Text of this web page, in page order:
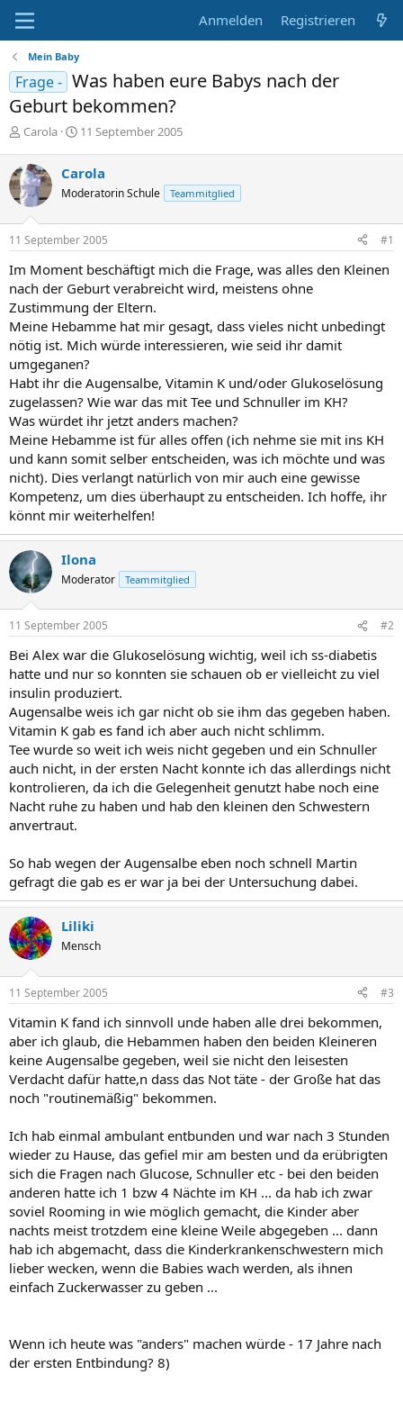
Anmelden Registrieren
Mein Baby
Frage - Was haben eure Babys nach der
Geburt bekommen?
E
s
t
e
l
l
e
Carola
E
t
e
l
t
m
11 September 2005
Carola
Moderatorin Schule Teammitglied
11 September 2005 #1
Im Moment beschäftigt mich die Frage, was alles den Kleinen
nach der Geburt verabreicht wird, meistens ohne
Zustimmung der Eltern.
Meine Hebamme hat mir gesagt, dass vieles nicht unbedingt
nötig ist. Mich würde interessieren, wie seid ihr damit
umgeganen?
Habt ihr die Augensalbe, Vitamin K und/oder Glukoselösung
zugelassen? Wie war das mit Tee und Schnuller im KH?
Was würdet ihr jetzt anders machen?
Meine Hebamme ist für alles offen (ich nehme sie mit ins KH
und kann somit selber entscheiden, was ich möchte und was
nicht). Dies verlangt natürlich von mir auch eine gewisse
Kompetenz, um dies überhaupt zu entscheiden. Ich hoffe, ihr
könnt mir weiterhelfen!
Ilona
Moderator Teammitglied
11 September 2005 #2
Bei Alex war die Glukoselösung wichtig, weil ich ss-diabetis
hatte und nur so konnten sie schauen ob er vielleicht zu viel
insulin produziert.
Augensalbe weis ich gar nicht ob sie ihm das gegeben haben.
Vitamin K gab es fand ich aber auch nicht schlimm.
Tee wurde so weit ich weis nicht gegeben und ein Schnuller
auch nicht, in der ersten Nacht konnte ich das allerdings nicht
kontrolieren, da ich die Gelegenheit genutzt habe noch eine
Nacht ruhe zu haben und hab den kleinen den Schwestern
anvertraut.
So hab wegen der Augensalbe eben noch schnell Martin
gefragt die gab es er war ja bei der Untersuchung dabei.
Liliki
Mensch
11 September 2005 #3
Vitamin K fand ich sinnvoll unde haben alle drei bekommen,
aber ich glaub, die Hebammen haben den beiden Kleineren
keine Augensalbe gegeben, weil sie nicht den leisesten
Verdacht dafür hatte,n dass das Not täte - der Große hat das
noch "routinemäßig" bekommen.
Ich hab einmal ambulant entbunden und war nach 3 Stunden
wieder zu Hause, das gefiel mir am besten und da erübrigten
sich die Fragen nach Glucose, Schnuller etc - bei den beiden
anderen hatte ich 1 bzw 4 Nächte im KH ... da hab ich zwar
soviel Rooming in wie möglich gemacht, die Kinder aber
nachts meist trotzdem eine kleine Weile abgegeben ... dann
hab ich abgemacht, dass die Kinderkrankenschwestern mich
lieber wecken, wenn die Babies wach werden, als ihnen
einfach Zuckerwasser zu geben ...
Wenn ich heute was "anders" machen würde - 17 Jahre nach
der ersten Entbindung? 8)